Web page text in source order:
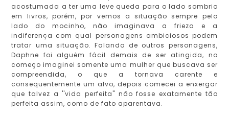
acostumada a ter uma leve queda para o lado sombrio
em livros, porém, por vemos a situação sempre pelo
lado do mocinho, não imaginava a frieza e a
indiferença com qual personagens ambiciosos podem
tratar uma situação. Falando de outros personagens,
Daphne foi alguém fácil demais de ser atingida, no
começo imaginei somente uma mulher que buscava ser
compreendida, o que a tornava carente e
consequentemente um alvo, depois comecei a enxergar
que talvez a ''vida perfeita" não fosse exatamente tão
perfeita assim, como de fato aparentava.